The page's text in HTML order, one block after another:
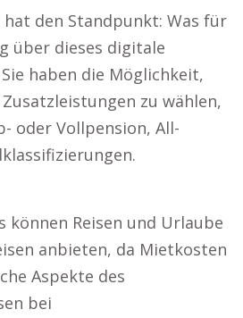
den Standpunkt: Was für
über dieses digitale
haben die Möglichkeit,
zu wählen,
oder Vollpension, All-
können Reisen und Urlaube
anbieten, da Mietkosten
Aspekte des
bei